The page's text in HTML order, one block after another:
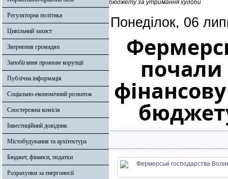
Регуляторна політика
Цивільний захист
Звернення громадян
Запобігання проявам корупції
Публічна інформація
Соціально-економічний розвиток
Спостережна комісія
Інвестиційний довідник
Містобудування та архітектура
Бюджет, фінанси, податки
Розрахунки за енергоносії
бюджету за утримання худоби
Понеділок, 06